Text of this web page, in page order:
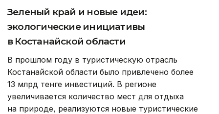
Зеленый край и новые идеи:
экологические инициативы
в Костанайской области
В прошлом году в туристическую отрасль
Костанайской области было привлечено более
13 млрд тенге инвестиций. В регионе
увеличивается количество мест для отдыха
на природе, реализуются новые туристические